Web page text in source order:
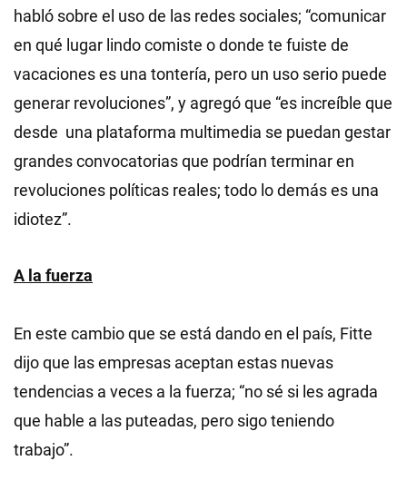
habló sobre el uso de las redes sociales; “comunicar
en qué lugar lindo comiste o donde te fuiste de
vacaciones es una tontería, pero un uso serio puede
generar revoluciones”, y agregó que “es increíble que
desde una plataforma multimedia se puedan gestar
grandes convocatorias que podrían terminar en
revoluciones políticas reales; todo lo demás es una
idiotez”.
A la fuerza
En este cambio que se está dando en el país, Fitte
dijo que las empresas aceptan estas nuevas
tendencias a veces a la fuerza; “no sé si les agrada
que hable a las puteadas, pero sigo teniendo
trabajo”.